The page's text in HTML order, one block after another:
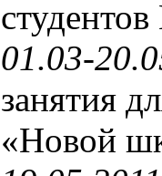
01.03-
занятия
«Новой